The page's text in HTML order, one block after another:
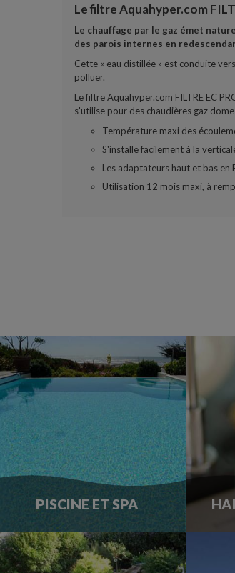
Le filtre Aquahyper.com
Le chauffage par le gaz émet
des parois internes en
Cette « eau distillée » est conduite
polluer.
Le filtre Aquahyper.com FILTRE EC
s'utilise pour des chaudières gaz
Température maxi des
S'installe facilement à la
Les adaptateurs haut et bas en
Utilisation 12 mois maxi, à
PISCINE ET SPA